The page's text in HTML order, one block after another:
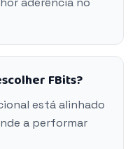
FBits?
está alinhado
a performar